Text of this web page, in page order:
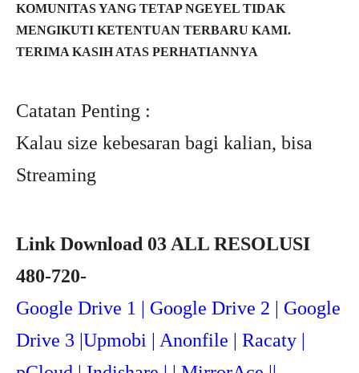
KOMUNITAS YANG TETAP NGEYEL TIDAK
MENGIKUTI KETENTUAN TERBARU KAMI.
TERIMA KASIH ATAS PERHATIANNYA
Catatan Penting :
Kalau size kebesaran bagi kalian, bisa
Streaming
Link Download 03 ALL RESOLUSI
480-720-
Google Drive 1 | Google Drive 2 | Google
Drive 3 |Upmobi | Anonfile | Racaty |